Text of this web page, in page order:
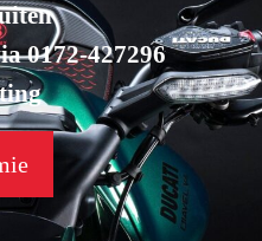
0172-427296